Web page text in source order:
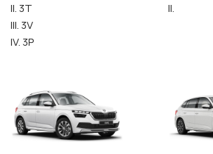
II. 3T
III. 3V
IV. 3P
II.